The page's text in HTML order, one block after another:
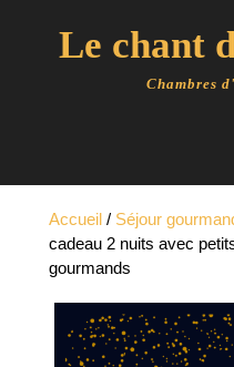
Le chant
Chambres
Accueil / Séjour
cadeau 2 nuits avec
gourmands